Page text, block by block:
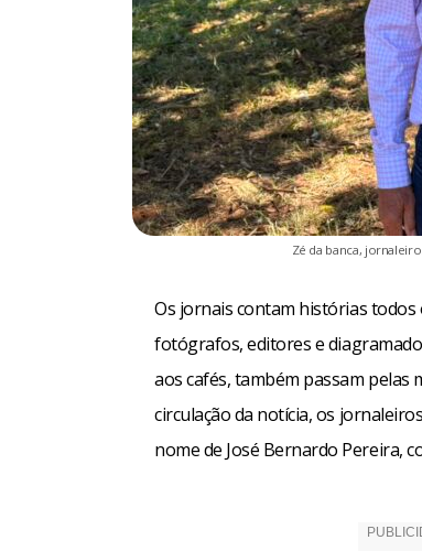
Zé da banca,
Os jornais contam histórias todos
fotógrafos, editores e
aos cafés, também passam pelas
circulação da notícia, os
nome de José Bernardo Pereira,